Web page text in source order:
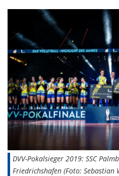
DVV-Pokalsieger 2019: SSC
Friedrichshafen (Foto: Sebastian